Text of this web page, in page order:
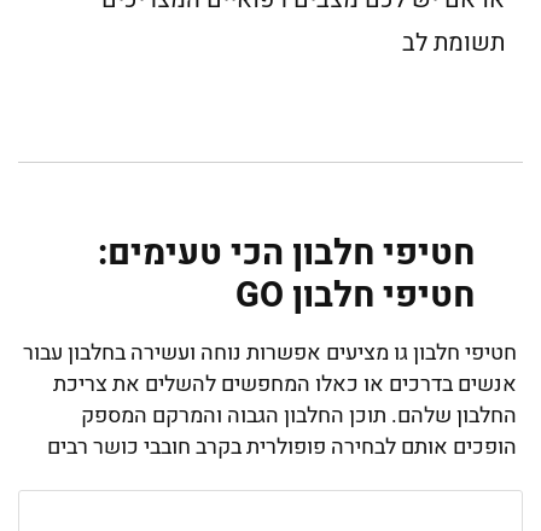
תשומת לב
חטיפי חלבון הכי טעימים:
חטיפי חלבון GO
חטיפי חלבון גו מציעים אפשרות נוחה ועשירה בחלבון עבור
אנשים בדרכים או כאלו המחפשים להשלים את צריכת
החלבון שלהם. תוכן החלבון הגבוה והמרקם המספק
הופכים אותם לבחירה פופולרית בקרב חובבי כושר רבים